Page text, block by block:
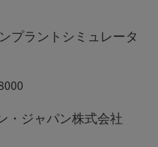
プラントシミュレータ
・ジャパン株式会社